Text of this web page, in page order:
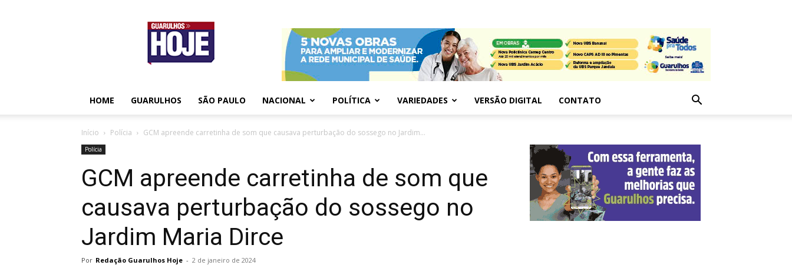
Guarulhos
Hoje
HOME GUARULHOS SÃO PAULO NACIONAL POLÍTICA VARIEDADES VERSÃO DIGITAL CONTATO
Início Polícia GCM apreende carretinha de som que causava perturbação do sossego no Jardim...
Polícia
GCM apreende carretinha de som que
causava perturbação do sossego no
Jardim Maria Dirce
Por Redação Guarulhos Hoje - 2 de janeiro de 2024